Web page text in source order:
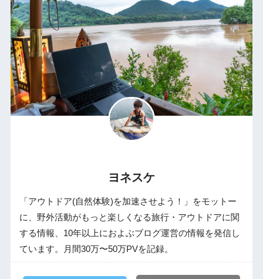
ヨネスケ
「アウトドア(自然体験)を加速させよう！」をモットー
に、野外活動がもっと楽しくなる旅行・アウトドアに関
する情報、10年以上におよぶブログ運営の情報を発信し
ています。月間30万〜50万PVを記録。